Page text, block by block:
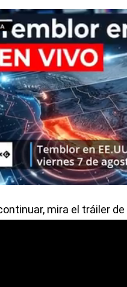
mira el tráiler de